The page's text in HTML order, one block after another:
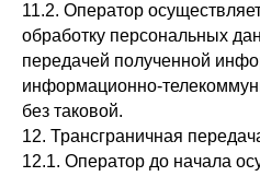
11.2. Оператор
обработку персональных
передачей полученной
информационно-
без таковой.
12. Трансграничная
12.1. Оператор до начала